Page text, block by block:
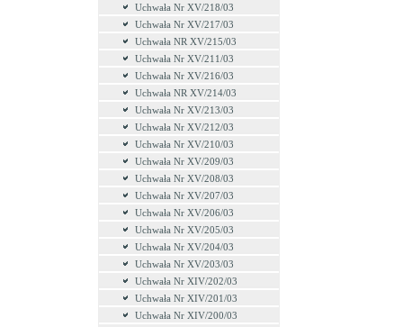
Uchwała Nr XV/218/03
Uchwała Nr XV/217/03
Uchwała NR XV/215/03
Uchwała Nr XV/211/03
Uchwała Nr XV/216/03
Uchwała NR XV/214/03
Uchwała Nr XV/213/03
Uchwała Nr XV/212/03
Uchwała Nr XV/210/03
Uchwała Nr XV/209/03
Uchwała Nr XV/208/03
Uchwała Nr XV/207/03
Uchwała Nr XV/206/03
Uchwała Nr XV/205/03
Uchwała Nr XV/204/03
Uchwała Nr XV/203/03
Uchwała Nr XIV/202/03
Uchwała Nr XIV/201/03
Uchwała Nr XIV/200/03